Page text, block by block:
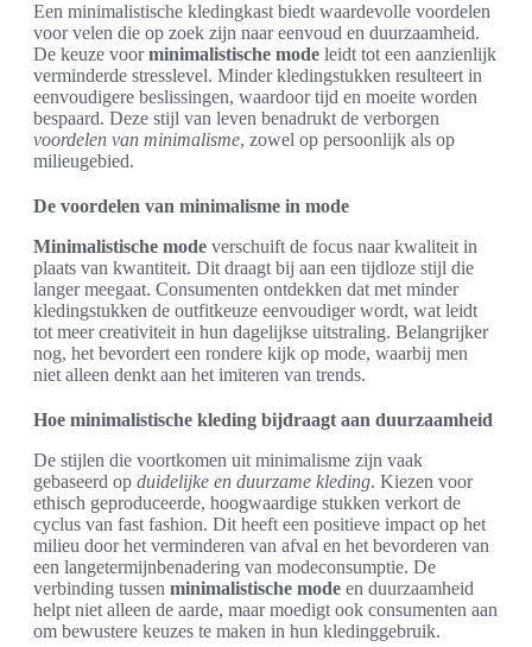
Een minimalistische kledingkast biedt waardevolle voordelen
voor velen die op zoek zijn naar eenvoud en duurzaamheid.
De keuze voorminimalistische mode leidt tot een aanzienlijk
verminderde stresslevel. Minder kledingstukken resulteert in
eenvoudigere beslissingen, waardoor tijd en moeite worden
bespaard. Deze stijl van leven benadrukt de verborgen
voordelen van minimalisme, zowel op persoonlijk als op
milieugebied.
De voordelen van minimalisme in mode
Minimalistische mode verschuift de focus naar kwaliteit in
plaats van kwantiteit. Dit draagt bij aan een tijdloze stijl die
langer meegaat. Consumenten ontdekken dat met minder
kledingstukken de outfitkeuze eenvoudiger wordt, wat leidt
tot meer creativiteit in hun dagelijkse uitstraling. Belangrijker
nog, het bevordert een rondere kijk op mode, waarbij men
niet alleen denkt aan het imiteren van trends.
Hoe minimalistische kleding bijdraagt aan duurzaamheid
De stijlen die voortkomen uit minimalisme zijn vaak
gebaseerd op duidelijke en duurzame kleding. Kiezen voor
ethisch geproduceerde, hoogwaardige stukken verkort de
cyclus van fast fashion. Dit heeft een positieve impact op het
milieu door het verminderen van afval en het bevorderen van
een langetermijnbenadering van modeconsumptie. De
verbinding tussen minimalistische mode en duurzaamheid
helpt niet alleen de aarde, maar moedigt ook consumenten aan
om bewustere keuzes te maken in hun kledinggebruik.